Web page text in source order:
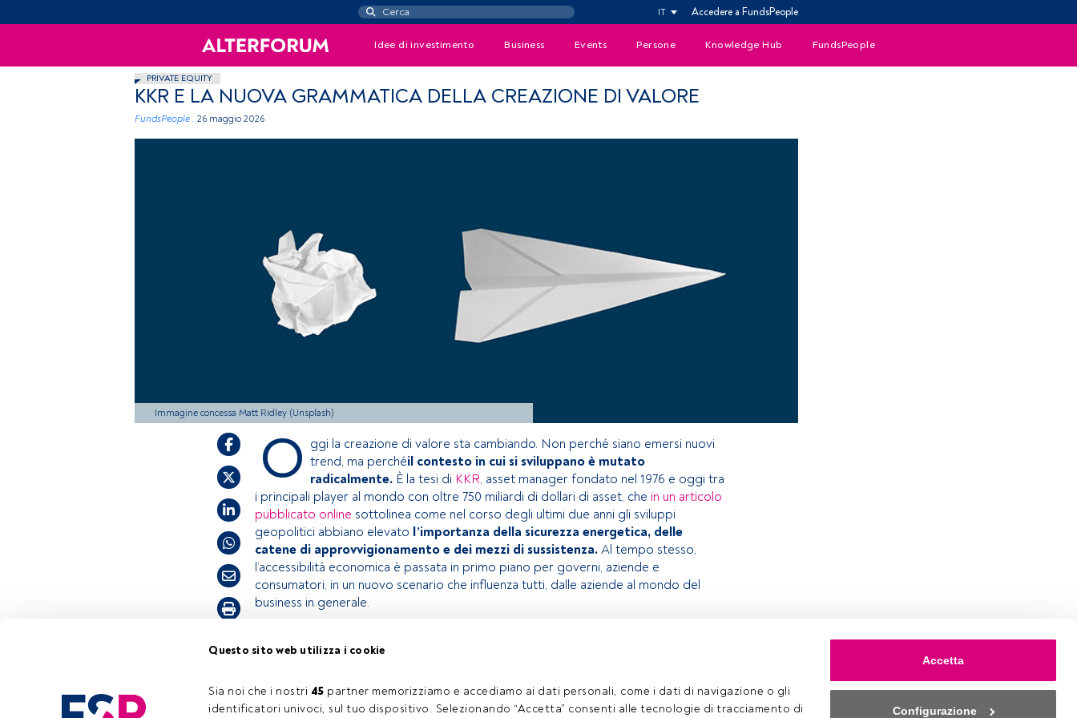
Questo sito web utilizza i cookie
Sia noi che i nostri 45 partner memorizziamo e accediamo ai dati personali, come i dati di navigazione o gli
identificatori univoci, sul tuo dispositivo. Selezionando “Accetta” consenti alle tecnologie di tracciamento di
Accetta
Configurazione
IT Accedere a FundsPeople
Idee di investimento Business Events Persone Knowledge Hub FundsPeople
PRIVATE EQUITY
KKR E LA NUOVA GRAMMATICA DELLA CREAZIONE DI VALORE
FundsPeople . 26 maggio 2026
Immagine concessa Matt Ridley (Unsplash)
O ggi la creazione di valore sta cambiando. Non perché siano emersi nuovi
trend, ma perchéil contesto in cui si sviluppano è mutato
radicalmente. È la tesi di KKR, asset manager fondato nel 1976 e oggi tra
i principali player al mondo con oltre 750 miliardi di dollari di asset, che in un articolo
pubblicato online sottolinea come nel corso degli ultimi due anni gli sviluppi
geopolitici abbiano elevato l’importanza della sicurezza energetica, delle
catene di approvvigionamento e dei mezzi di sussistenza. Al tempo stesso,
l’accessibilità economica è passata in primo piano per governi, aziende e
consumatori, in un nuovo scenario che influenza tutti, dalle aziende al mondo del
business in generale.
registrarti per scoprire tutti i contenuti che FundsPeople ha da offrire.